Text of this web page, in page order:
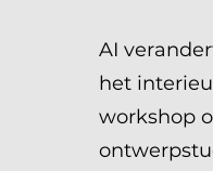
AI
het
workshop